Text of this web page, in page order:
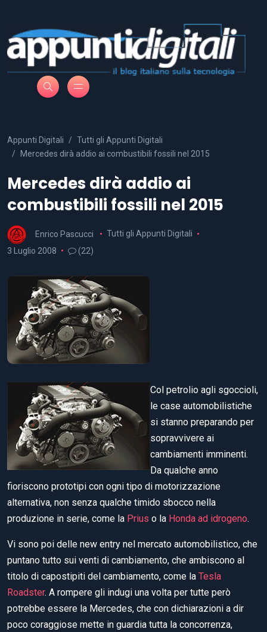
Appunti Digitali
Tutti gli Appunti Digitali
Mercedes dirà addio ai combustibili fossili nel 2015
Mercedes dirà addio ai
combustibili fossili nel 2015
Enrico Pascucci
Tutti gli Appunti Digitali
3 Luglio 2008
(22)
Col petrolio agli sgoccioli,
le case automobilistiche
si stanno preparando per
sopravvivere ai
cambiamenti imminenti.
Da qualche anno
fioriscono prototipi con ogni tipo di motorizzazione
alternativa, non senza qualche timido sbocco nella
produzione in serie, come la Prius o la Honda ad idrogeno.
Vi sono poi delle new entry nel mercato automobilistico, che
puntano tutto sui venti di cambiamento, che ambiscono al
titolo di capostipiti del cambiamento, come la Tesla
Roadster. A rompere gli indugi una volta per tutte però
potrebbe essere la Mercedes, che con dichiarazioni a dir
poco coraggiose mette in guardia tutta la concorrenza,